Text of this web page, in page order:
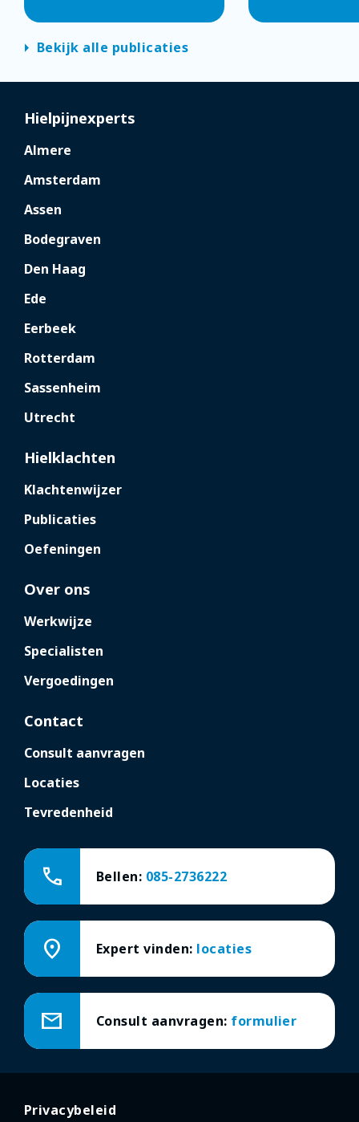
arrow_right Bekijk alle publicaties
Hielpijnexperts
Almere
Amsterdam
Assen
Bodegraven
Den Haag
Ede
Eerbeek
Rotterdam
Sassenheim
Utrecht
Hielklachten
Klachtenwijzer
Publicaties
Oefeningen
Over ons
Werkwijze
Specialisten
Vergoedingen
Contact
Consult aanvragen
Locaties
Tevredenheid
call Bellen: 085-2736222
location_on Expert vinden: locaties
mail Consult aanvragen: formulier
Privacybeleid